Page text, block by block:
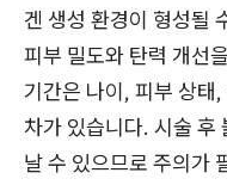
겐 생성 환경이 형성될
피부 밀도와 탄력 개선
기간은 나이, 피부 상태
차가 있습니다. 시술 후
날 수 있으므로 주의가